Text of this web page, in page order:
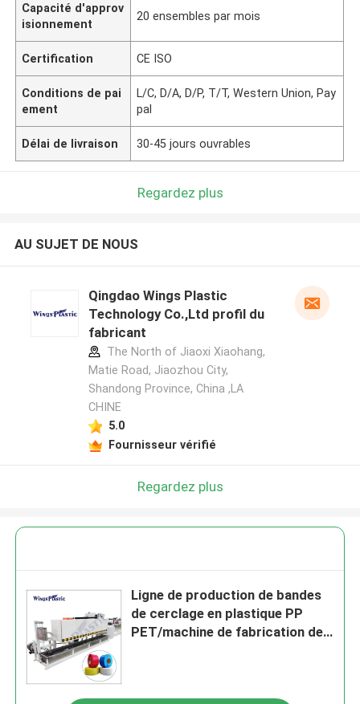
Capacité d'approv
isionnement
20 ensembles par mois
Certification CE ISO
Conditions de pai
ement
L/C, D/A, D/P, T/T, Western Union, Pay
pal
Délai de livraison 30-45 jours ouvrables
Regardez plus
AU SUJET DE NOUS
Qingdao Wings Plastic
Technology Co.,Ltd profil du
fabricant
The North of Jiaoxi Xiaohang,
Matie Road, Jiaozhou City,
Shandong Province, China ,LA
CHINE
5.0
Fournisseur vérifié
Regardez plus
Ligne de production de bandes
de cerclage en plastique PP
PET/machine de fabrication de